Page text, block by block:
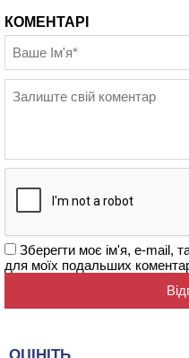
КОМЕНТАРІ
Зберегти моє ім'я, e-mail,
для моїх подальших